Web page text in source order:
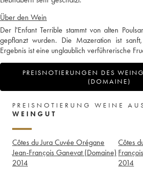
Über den Wein
Der l'Enfant Terrible stammt von alten
gepflanzt wurden. Die Mazeration ist
Ergebnis ist eine unglaublich verführerische
PREISNOTIERUNGEN DES
(DOMAINE)
PREISNOTIERUNG WEINE
WEINGUT
Côtes du Jura Cuvée Orégane
Jean-François Ganevat (Domaine)
2014
Côtes
2014